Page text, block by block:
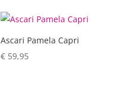
Ascari Pamela Capri
€ 59,95